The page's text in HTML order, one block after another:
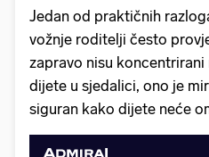
Jedan od praktičnih
vožnje roditelji često
zapravo nisu koncentrirani
dijete u sjedalici, ono je
siguran kako dijete neće